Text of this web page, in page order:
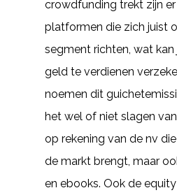
crowdfunding trekt zijn
platformen die zich juist
segment richten, wat
geld te verdienen
noemen dit
het wel of niet slagen
op rekening van de nv
de markt brengt, maar
en ebooks. Ook de